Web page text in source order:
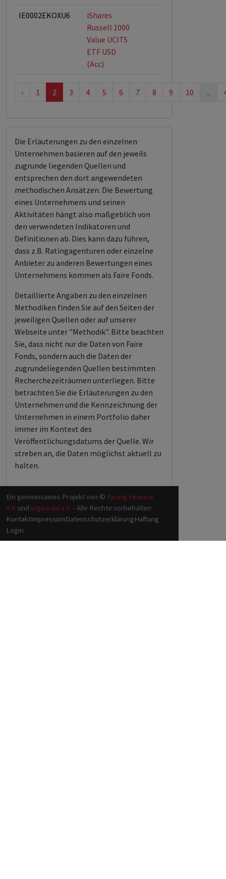
IE0002EKOXU6
iShares
Russell 1000
Value UCITS
ETF USD
(Acc)
‹ 1 2 3 4 5 6 7 8 9 10 ...
Die Erläuterungen zu den einzelnen
Unternehmen basieren auf den jeweils
zugrunde liegenden Quellen und
entsprechen den dort angewendeten
methodischen Ansätzen. Die Bewertung
eines Unternehmens und seinen
Aktivitäten hängt also maßgeblich von
den verwendeten Indikatoren und
Definitionen ab. Dies kann dazu führen,
dass z.B. Ratingagenturen oder einzelne
Anbieter zu anderen Bewertungen eines
Unternehmens kommen als Faire Fonds.
Detaillierte Angaben zu den einzelnen
Methodiken finden Sie auf den Seiten der
jeweiligen Quellen oder auf unserer
Webseite unter "Methodik". Bitte beachten
Sie, dass nicht nur die Daten von Faire
Fonds, sondern auch die Daten der
zugrundeliegenden Quellen bestimmten
Recherchezeiträumen unterliegen. Bitte
betrachten Sie die Erläuterungen zu den
Unternehmen und die Kennzeichnung der
Unternehmen in einem Portfolio daher
immer im Kontext des
Veröffentlichungsdatums der Quelle. Wir
streben an, die Daten möglichst aktuell zu
halten.
Ein gemeinsames Projekt von © Facing Finance
e.V. und urgewald e.V. - Alle Rechte vorbehalten
KontaktImpressumDatenschutzerklärungHaftung
Login